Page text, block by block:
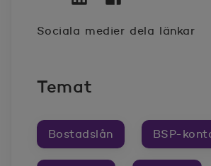
Sociala medier dela länkar
Temat
Bostadslån BSP-